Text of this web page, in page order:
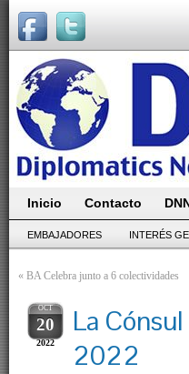
Inicio Contacto
EMBAJADORES INTERÉS
« BA Celebra junto a 6 colectividades
OCT
20
2022
La
2022